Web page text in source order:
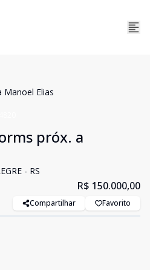
Elias
próx. a
- RS
R$ 150.000,00
Compartilhar Favorito